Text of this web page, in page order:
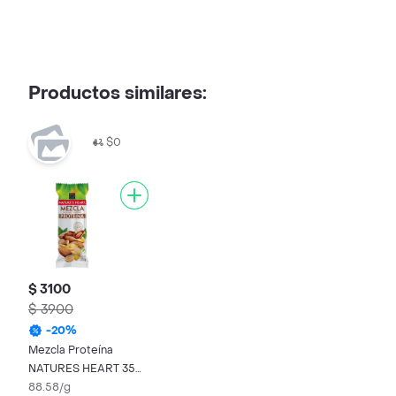
Productos similares:
$0
$ 3100
$ 3900
-20%
Mezcla Proteína
NATURES HEART 35
gr
88.58/g